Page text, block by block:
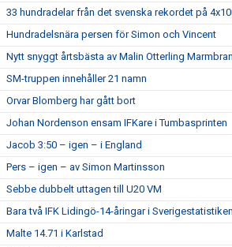
33 hundradelar från det svenska rekordet på
Hundradelsnära persen för Simon och Vincent
Nytt snyggt årtsbästa av Malin Otterling
SM-truppen innehåller 21 namn
Orvar Blomberg har gått bort
Johan Nordenson ensam IFKare i Tumbasprinten
Jacob 3:50 – igen – i England
Pers – igen – av Simon Martinsson
Sebbe dubbelt uttagen till U20 VM
Bara två IFK Lidingö-14-åringar i Sverigestatistiken
Malte 14.71 i Karlstad